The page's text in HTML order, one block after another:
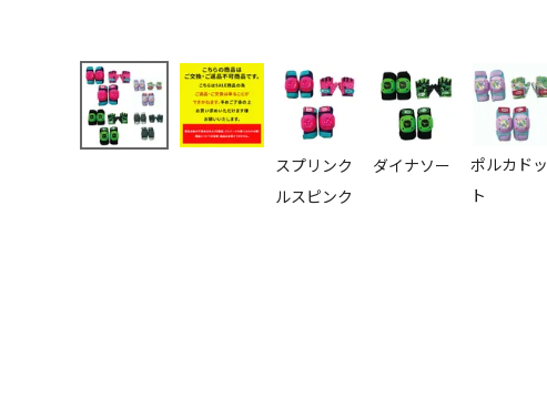
スプリンク
ルスピンク
ダイナソー
ポルカドッ
ト